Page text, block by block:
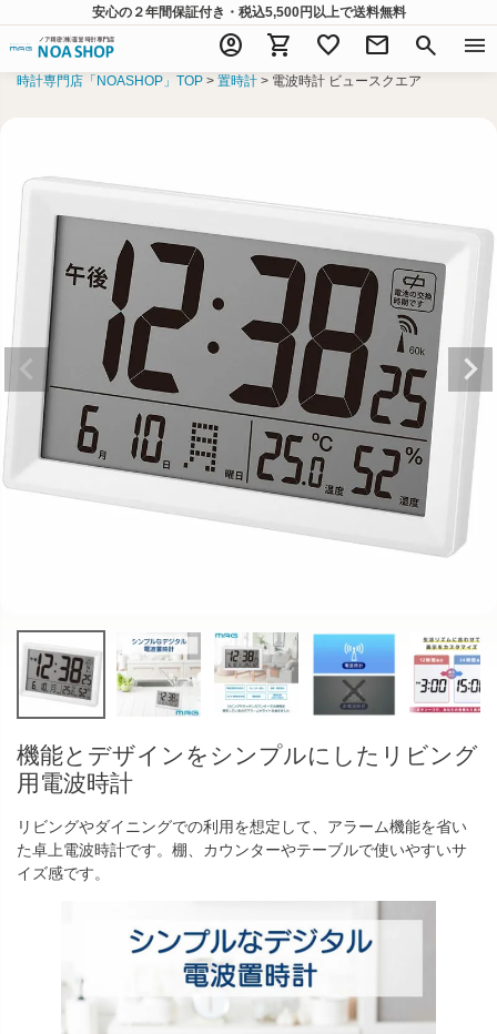
安心の２年間保証付き・税込5,500円以上で送料無料
account_circle shopping_cart favorite mail search menu
時計専門店「NOASHOP」TOP 置時計 電波時計 ビュースクエア
機能とデザインをシンプルにしたリビング
用電波時計
リビングやダイニングでの利用を想定して、アラーム機能を省い
た卓上電波時計です。棚、カウンターやテーブルで使いやすいサ
イズ感です。